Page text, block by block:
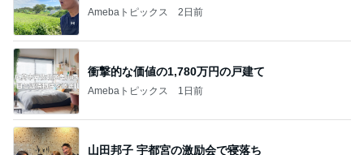
Amebaトピックス 2日前
衝撃的な価値の1,780万円の戸建て
Amebaトピックス 1日前
山田邦子 宇都宮の激励会で寝落ち